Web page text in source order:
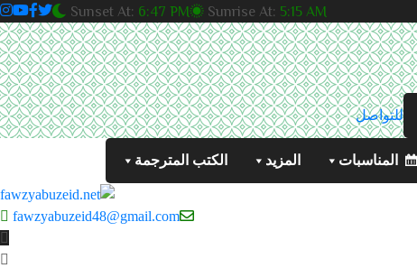
Sunrise At: 5:15 AM
Sunset At: 6:47 PM
للتواصل
المناسبات المزيد الكتب المترجمة
fawzyabuzeid48@gmail.com